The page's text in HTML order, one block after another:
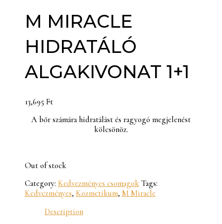
M MIRACLE
HIDRATÁLÓ
ALGAKIVONAT 1+1
13,695 Ft
A bőr számára hidratálást és ragyogó megjelenést
kölcsönöz.
Out of stock
Category: Kedvezményes csomagok Tags:
Kedvezményes, Kozmetikum, M Miracle
Description